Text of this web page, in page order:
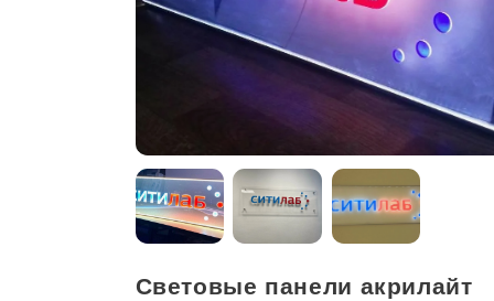
Световые панели акрилайт